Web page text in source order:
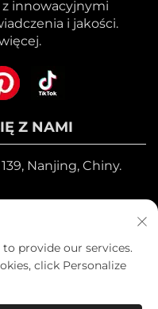
innowacyjnymi
i jakości.
Z NAMI
Nanjing, Chiny.
Heniemo Home
provide our services.
click Personalize